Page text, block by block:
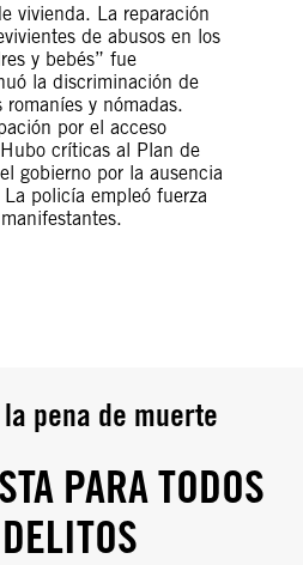
vivienda. La reparación
de abusos en los
y bebés” fue
la discriminación de
y nómadas.
por el acceso
críticas al Plan de
gobierno por la ausencia
policía empleó fuerza
pena de muerte
PARA TODOS